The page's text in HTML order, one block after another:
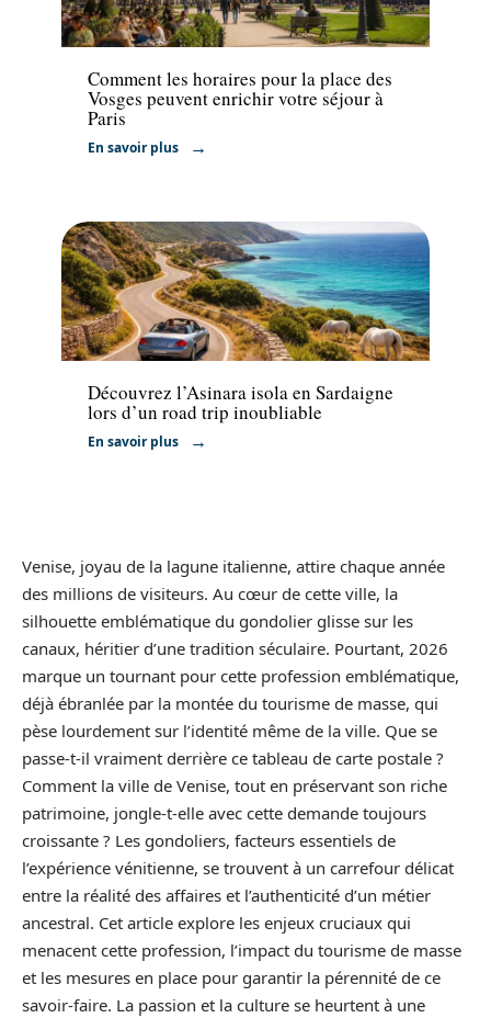
Voyage
Comment les horaires pour la place des
Vosges peuvent enrichir votre séjour à
Paris
En savoir plus
Voyage
Découvrez l’Asinara isola en Sardaigne
lors d’un road trip inoubliable
En savoir plus
Venise, joyau de la lagune italienne, attire chaque année
des millions de visiteurs. Au cœur de cette ville, la
silhouette emblématique du gondolier glisse sur les
canaux, héritier d’une tradition séculaire. Pourtant, 2026
marque un tournant pour cette profession emblématique,
déjà ébranlée par la montée du tourisme de masse, qui
pèse lourdement sur l’identité même de la ville. Que se
passe-t-il vraiment derrière ce tableau de carte postale ?
Comment la ville de Venise, tout en préservant son riche
patrimoine, jongle-t-elle avec cette demande toujours
croissante ? Les gondoliers, facteurs essentiels de
l’expérience vénitienne, se trouvent à un carrefour délicat
entre la réalité des affaires et l’authenticité d’un métier
ancestral. Cet article explore les enjeux cruciaux qui
menacent cette profession, l’impact du tourisme de masse
et les mesures en place pour garantir la pérennité de ce
savoir-faire. La passion et la culture se heurtent à une